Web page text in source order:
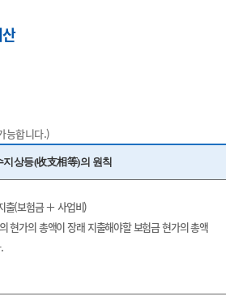
능합니다.)
지상등(收支相等)의 원칙
출(보험금 ＋ 사업비)
현가의 총액이 장래 지출해야할 보험금 현가의 총액